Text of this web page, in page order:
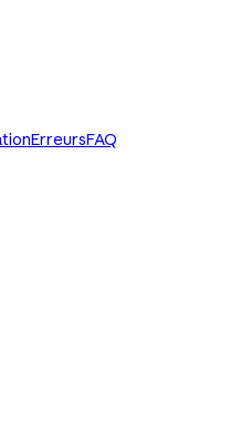
ErreursFAQ